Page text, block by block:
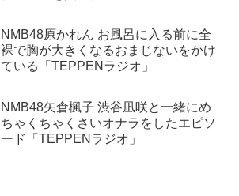
NMB48原かれん お風呂に入る前に全
裸で胸が大きくなるおまじないをかけ
ている「TEPPENラジオ」
NMB48矢倉楓子 渋谷凪咲と一緒にめ
ちゃくちゃくさいオナラをしたエピソ
ード「TEPPENラジオ」